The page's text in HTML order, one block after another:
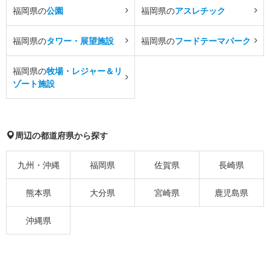
福岡県の公園 福岡県のアスレチック
福岡県のタワー・展望施設 福岡県のフードテーマパーク
福岡県の牧場・レジャー＆リ
ゾート施設
周辺の都道府県から探す
九州・沖縄 福岡県 佐賀県 長崎県
熊本県 大分県 宮崎県 鹿児島県
沖縄県